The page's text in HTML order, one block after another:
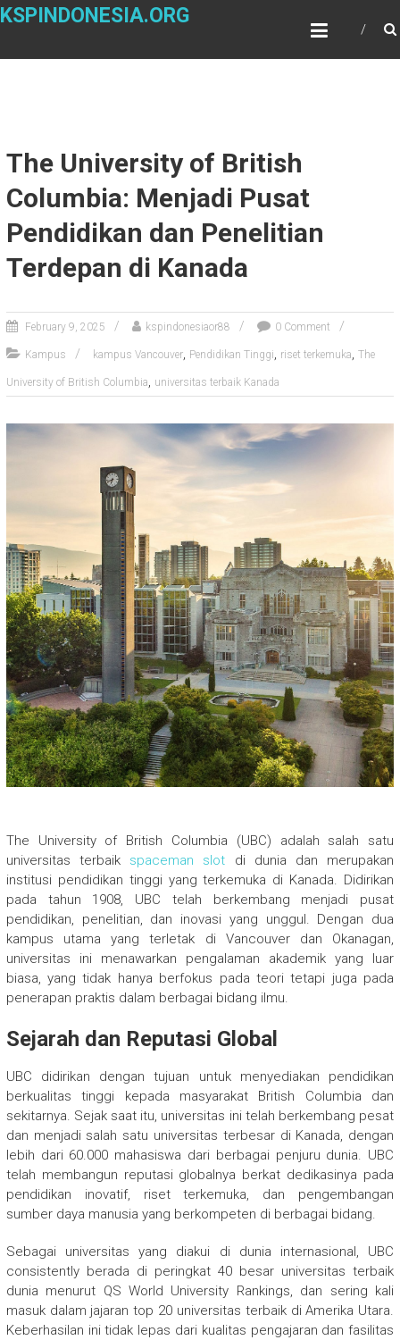
Skip
KSPINDONESIA.ORG
The University of British
Columbia: Menjadi Pusat
Pendidikan dan Penelitian
Terdepan di Kanada
February 9, 2025 kspindonesiaor88 0 Comment
Kampus kampus Vancouver, Pendidikan Tinggi, riset terkemuka, The
University of British Columbia, universitas terbaik Kanada
The University of British Columbia (UBC) adalah salah satu
universitas terbaik spaceman slot di dunia dan merupakan
institusi pendidikan tinggi yang terkemuka di Kanada. Didirikan
pada tahun 1908, UBC telah berkembang menjadi pusat
pendidikan, penelitian, dan inovasi yang unggul. Dengan dua
kampus utama yang terletak di Vancouver dan Okanagan,
universitas ini menawarkan pengalaman akademik yang luar
biasa, yang tidak hanya berfokus pada teori tetapi juga pada
penerapan praktis dalam berbagai bidang ilmu.
Sejarah dan Reputasi Global
UBC didirikan dengan tujuan untuk menyediakan pendidikan
berkualitas tinggi kepada masyarakat British Columbia dan
sekitarnya. Sejak saat itu, universitas ini telah berkembang pesat
dan menjadi salah satu universitas terbesar di Kanada, dengan
lebih dari 60.000 mahasiswa dari berbagai penjuru dunia. UBC
telah membangun reputasi globalnya berkat dedikasinya pada
pendidikan inovatif, riset terkemuka, dan pengembangan
sumber daya manusia yang berkompeten di berbagai bidang.
Sebagai universitas yang diakui di dunia internasional, UBC
consistently berada di peringkat 40 besar universitas terbaik
dunia menurut QS World University Rankings, dan sering kali
masuk dalam jajaran top 20 universitas terbaik di Amerika Utara.
Keberhasilan ini tidak lepas dari kualitas pengajaran dan fasilitas